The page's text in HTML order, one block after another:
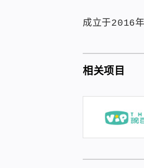
成立于2016
相关项目